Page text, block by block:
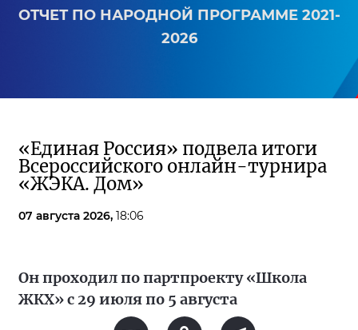
ОТЧЕТ ПО НАРОДНОЙ ПРОГРАММЕ 2021-
2026
«Единая Россия» подвела итоги
Всероссийского онлайн-турнира
«ЖЭКА. Дом»
07 августа 2026, 18:06
Он проходил по партпроекту «Школа
ЖКХ» с 29 июля по 5 августа